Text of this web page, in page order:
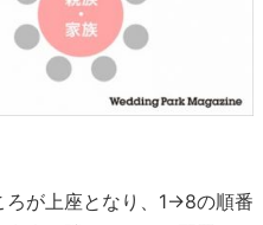
人が隣になるよう配置しま
席からのメイン席の見え方
。年配の方などは体をひねら